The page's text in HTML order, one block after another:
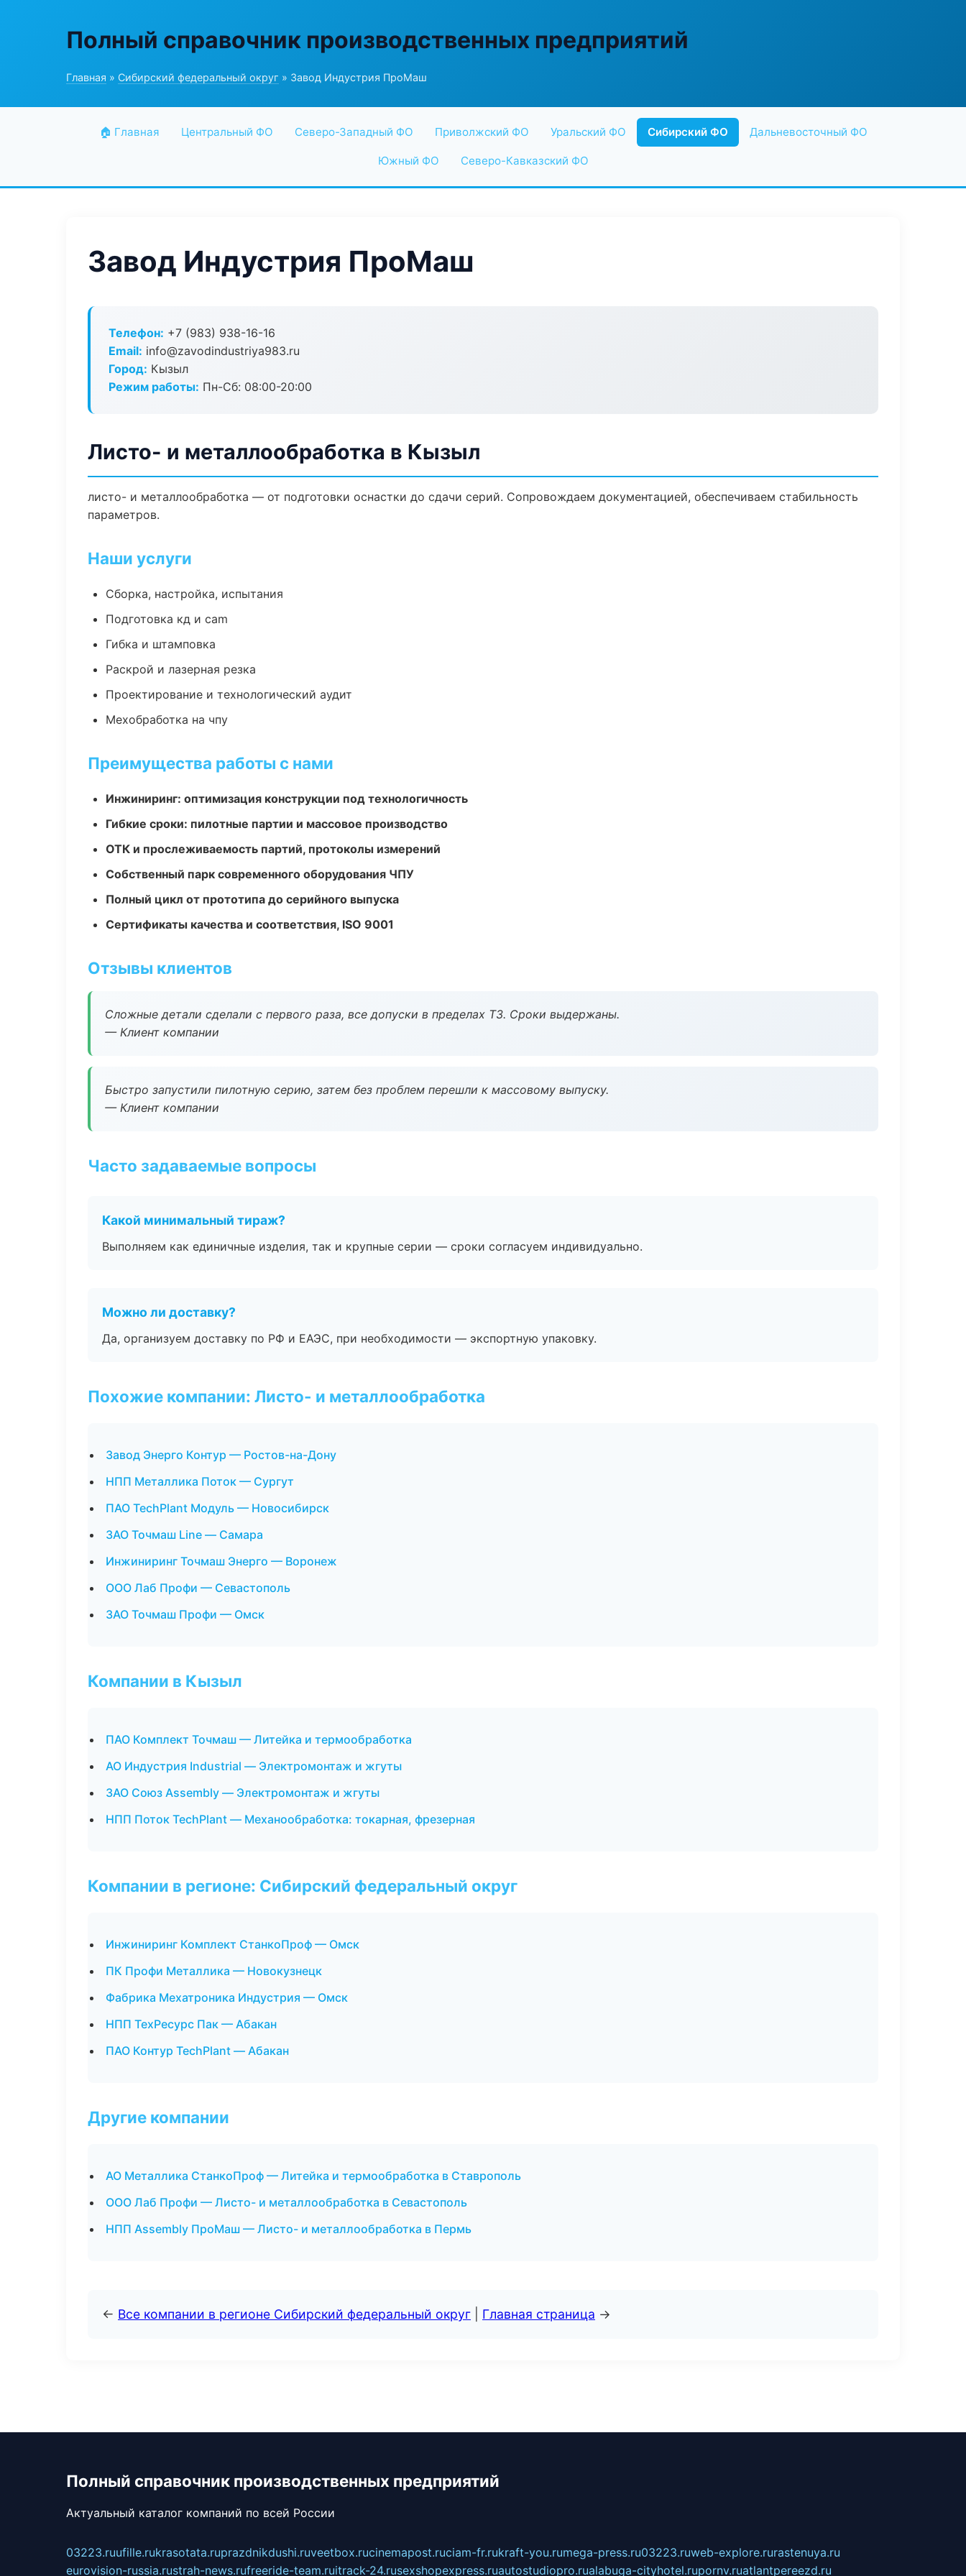
Полный справочник производственных предприятий
Главная » Сибирский федеральный округ » Завод Индустрия ПроМаш
🏠 Главная Центральный ФО Северо-Западный ФО Приволжский ФО Уральский ФО Сибирский ФО Дальневосточный ФО
Южный ФО Северо-Кавказский ФО
Завод Индустрия ПроМаш
Телефон: +7 (983) 938-16-16
Email: info@zavodindustriya983.ru
Город: Кызыл
Режим работы: Пн-Сб: 08:00-20:00
Листо- и металлообработка в Кызыл
листо- и металлообработка — от подготовки оснастки до сдачи серий. Сопровождаем документацией, обеспечиваем стабильность
параметров.
Наши услуги
Сборка, настройка, испытания
Подготовка кд и cam
Гибка и штамповка
Раскрой и лазерная резка
Проектирование и технологический аудит
Мехобработка на чпу
Преимущества работы с нами
Инжиниринг: оптимизация конструкции под технологичность
Гибкие сроки: пилотные партии и массовое производство
ОТК и прослеживаемость партий, протоколы измерений
Собственный парк современного оборудования ЧПУ
Полный цикл от прототипа до серийного выпуска
Сертификаты качества и соответствия, ISO 9001
Отзывы клиентов
Сложные детали сделали с первого раза, все допуски в пределах ТЗ. Сроки выдержаны.
— Клиент компании
Быстро запустили пилотную серию, затем без проблем перешли к массовому выпуску.
— Клиент компании
Часто задаваемые вопросы
Какой минимальный тираж?
Выполняем как единичные изделия, так и крупные серии — сроки согласуем индивидуально.
Можно ли доставку?
Да, организуем доставку по РФ и ЕАЭС, при необходимости — экспортную упаковку.
Похожие компании: Листо- и металлообработка
Завод Энерго Контур — Ростов-на-Дону
НПП Металлика Поток — Сургут
ПАО TechPlant Модуль — Новосибирск
ЗАО Точмаш Line — Самара
Инжиниринг Точмаш Энерго — Воронеж
ООО Лаб Профи — Севастополь
ЗАО Точмаш Профи — Омск
Компании в Кызыл
ПАО Комплект Точмаш — Литейка и термообработка
АО Индустрия Industrial — Электромонтаж и жгуты
ЗАО Союз Assembly — Электромонтаж и жгуты
НПП Поток TechPlant — Механообработка: токарная, фрезерная
Компании в регионе: Сибирский федеральный округ
Инжиниринг Комплект СтанкоПроф — Омск
ПК Профи Металлика — Новокузнецк
Фабрика Мехатроника Индустрия — Омск
НПП ТехРесурс Пак — Абакан
ПАО Контур TechPlant — Абакан
Другие компании
АО Металлика СтанкоПроф — Литейка и термообработка в Ставрополь
ООО Лаб Профи — Листо- и металлообработка в Севастополь
НПП Assembly ПроМаш — Листо- и металлообработка в Пермь
← Все компании в регионе Сибирский федеральный округ Главная страница →
Полный справочник производственных предприятий
Актуальный каталог компаний по всей России
03223.ruufille.rukrasotata.ruprazdnikdushi.ruveetbox.rucinemapost.ruciam-fr.rukraft-you.rumega-press.ru03223.ruweb-explore.rurastenuya.ru
eurovision-russia.rustrah-news.rufreeride-team.ruitrack-24.rusexshopexpress.ruautostudiopro.rualabuga-cityhotel.rupornv.ruatlantpereezd.ru